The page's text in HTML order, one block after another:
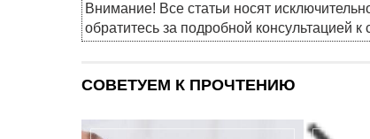
Внимание! Все статьи носят
обратитесь за подробной консультацией
СОВЕТУЕМ К ПРОЧТЕНИЮ